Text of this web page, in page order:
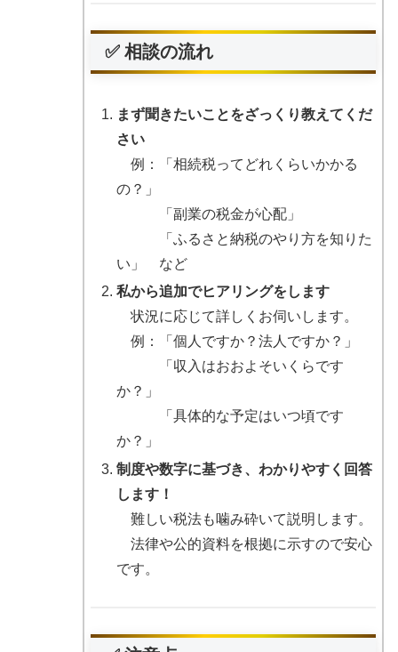
✅ 相談の流れ
まず聞きたいことをざっくり教えてくだ
さい
例：「相続税ってどれくらいかかる
の？」
「副業の税金が心配」
「ふるさと納税のやり方を知りた
い」 など
私から追加でヒアリングをします
状況に応じて詳しくお伺いします。
例：「個人ですか？法人ですか？」
「収入はおおよそいくらです
か？」
「具体的な予定はいつ頃です
か？」
制度や数字に基づき、わかりやすく回答
します！
難しい税法も噛み砕いて説明します。
法律や公的資料を根拠に示すので安心
です。